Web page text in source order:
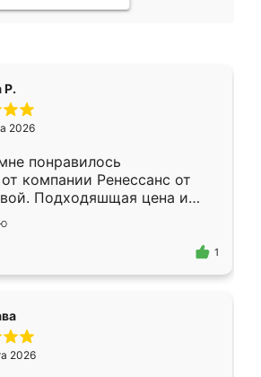
Р.
2026
понравилось
компании Ренессанс от
Подходяшщая цена и
изготовления. Приехавший
Владислав
эскизу самый
1
2026